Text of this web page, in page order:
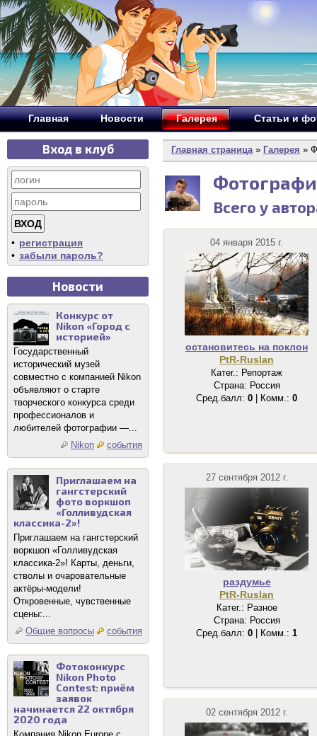
Главная Новости Галерея Статьи и
Вход в клуб
• регистрация
• забыли пароль?
Новости
Конкурс от
Nikon «Город с
историей»
Государственный
исторический музей
совместно с компанией Nikon
объявляют о старте
творческого конкурса среди
профессионалов и
любителей фотографии —...
Nikon
события
Приглашаем на
гангстерский
фото воркшоп
«Голливудская
классика-2»!
Приглашаем на гангстерский
воркшоп «Голливудская
классика-2»! Карты, деньги,
стволы и очаровательные
актёры-модели!
Откровенные, чувственные
сцены:...
Общие вопросы
события
Фотоконкурс
Nikon Photo
Contest: приём
заявок
начинается 22 октября
2020 года
Главная страница» Галерея »
Всего у
04 января 2015 г.
остановитесь на поклон
PtR-Ruslan
Катег.: Репортаж
Страна: Россия
Сред.балл: 0 | Комм.: 0
27 сентября 2012 г.
раздумье
PtR-Ruslan
Катег.: Разное
Страна: Россия
Сред.балл: 0 | Комм.: 1
02 сентября 2012 г.